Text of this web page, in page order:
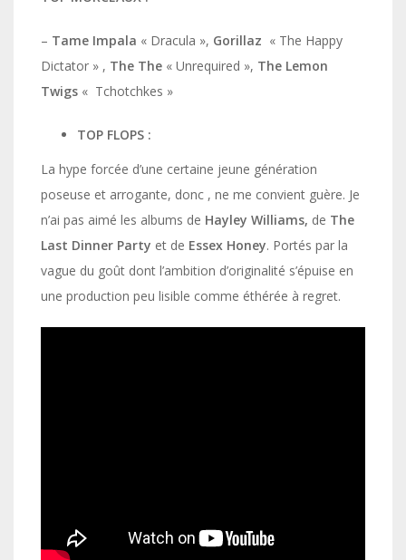
– Tame Impala « Dracula », Gorillaz « The Happy
Dictator » , The The « Unrequired », The Lemon
Twigs « Tchotchkes »
TOP FLOPS :
La hype forcée d’une certaine jeune génération
poseuse et arrogante, donc , ne me convient guère. Je
n’ai pas aimé les albums de Hayley Williams, de The
Last Dinner Party et de Essex Honey. Portés par la
vague du goût dont l’ambition d’originalité s’épuise en
une production peu lisible comme éthérée à regret.